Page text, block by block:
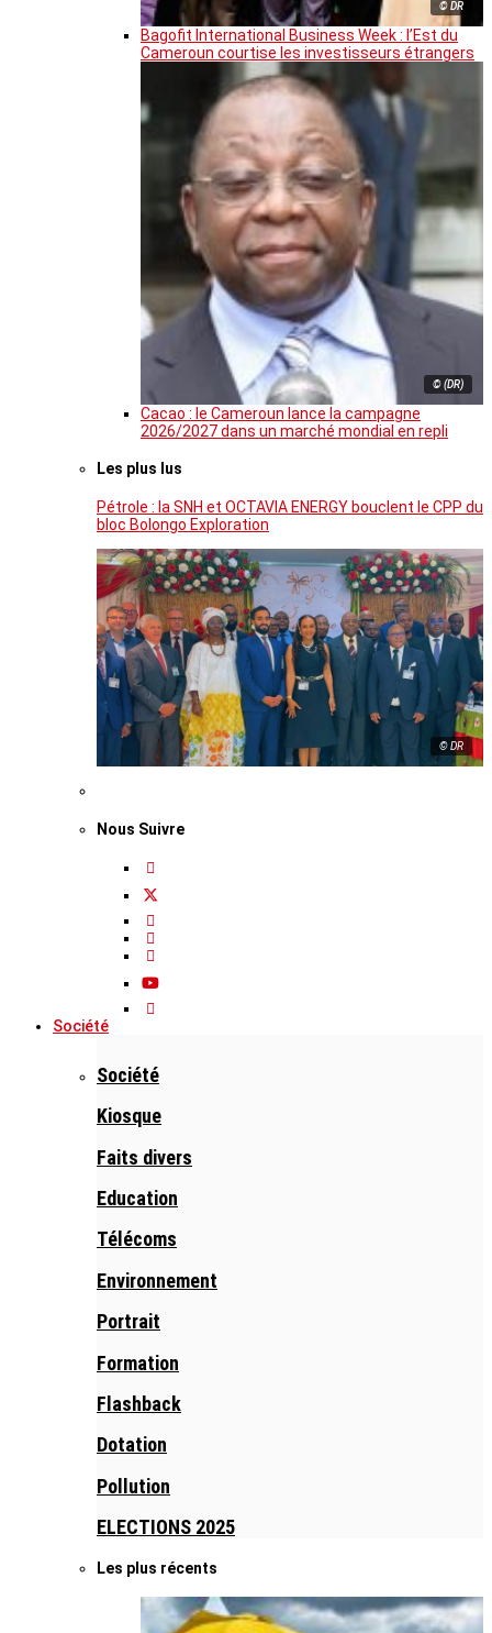
© DR
Bagofit International Business Week : l’Est du
Cameroun courtise les investisseurs étrangers
© (DR)
Cacao : le Cameroun lance la campagne
2026/2027 dans un marché mondial en repli
Les plus lus
Pétrole : la SNH et OCTAVIA ENERGY bouclent le CPP du
bloc Bolongo Exploration
© DR
Nous Suivre
Société
Société
Kiosque
Faits divers
Education
Télécoms
Environnement
Portrait
Formation
Flashback
Dotation
Pollution
ELECTIONS 2025
Les plus récents